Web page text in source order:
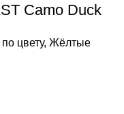
Camo Duck
цвету, Жёлтые